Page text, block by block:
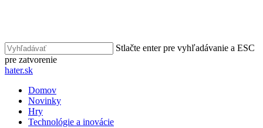
content
Stlačte enter pre vyhľadávanie a ESC
pre zatvorenie
Close
hater.sk
vyhľadávať
Menu
Domov
Novinky
Hry
Technológie a inovácie